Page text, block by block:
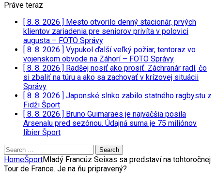
Práve teraz
[ 8. 8. 2026 ] Mesto otvorilo denný stacionár, prvých
klientov zariadenia pre seniorov privíta v polovici
augusta – FOTO Správy
[ 8. 8. 2026 ] Vypukol ďalší veľký požiar, tentoraz vo
vojenskom obvode na Záhorí – FOTO Správy
[ 8. 8. 2026 ] Radšej nosiť ako prosiť. Záchranár radí, čo
si zbaliť na túru a ako sa zachovať v krízovej situácii
Správy
[ 8. 8. 2026 ] Japonské slnko zabilo statného ragbystu z
Fidži Šport
[ 8. 8. 2026 ] Bruno Guimaraes je najväčšia posila
Arsenalu pred sezónou. Údajná suma je 75 miliónov
libier Šport
Search
for:
HomeŠportMladý Francúz Seixas sa predstaví na tohtoročnej
Tour de France. Je na ňu pripravený?